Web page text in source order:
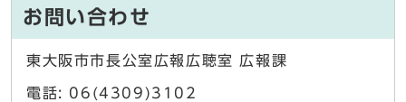
お問い合わせ
東大阪市市長公室広報広聴室 広報課
電話: 06(4309)3102